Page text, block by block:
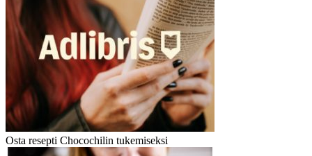
Osta resepti Chocochilin tukemiseksi